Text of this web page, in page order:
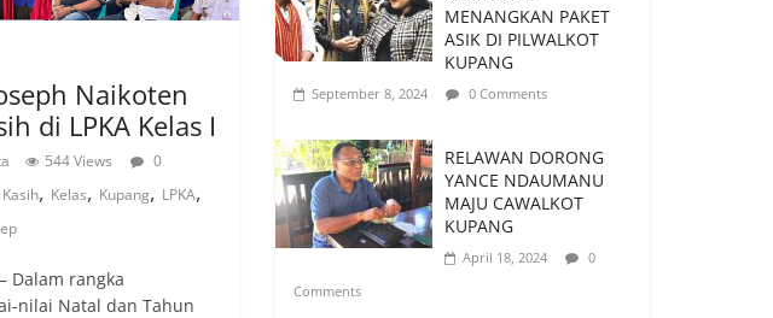
Naikoten
di LPKA Kelas I
544 Views
0
Kasih, Kelas, Kupang, LPKA,
Dalam rangka
nilai Natal dan Tahun
Takbenda Indonesia
Juli 26, 2026 0 Comments
MENANGKAN PAKET
ASIK DI PILWALKOT
KUPANG
September 8, 2024 0 Comments
RELAWAN DORONG
YANCE NDAUMANU
MAJU CAWALKOT
KUPANG
April 18, 2024
0
Comments